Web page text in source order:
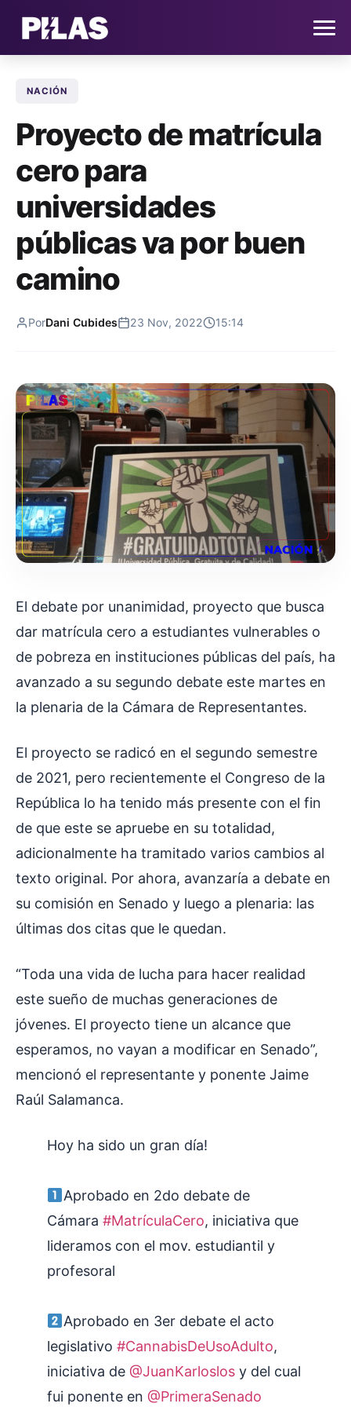
NOTICIAS
QUIÉNES SOMOS
CONTACTO
NACIÓN
Proyecto de matrícula
cero para
universidades
públicas va por buen
camino
PorDani Cubides 23 Nov, 2022 15:14
El debate por unanimidad, proyecto que busca
dar matrícula cero a estudiantes vulnerables o
de pobreza en instituciones públicas del país, ha
avanzado a su segundo debate este martes en
la plenaria de la Cámara de Representantes.
El proyecto se radicó en el segundo semestre
de 2021, pero recientemente el Congreso de la
República lo ha tenido más presente con el fin
de que este se apruebe en su totalidad,
adicionalmente ha tramitado varios cambios al
texto original. Por ahora, avanzaría a debate en
su comisión en Senado y luego a plenaria: las
últimas dos citas que le quedan.
“Toda una vida de lucha para hacer realidad
este sueño de muchas generaciones de
jóvenes. El proyecto tiene un alcance que
esperamos, no vayan a modificar en Senado”,
mencionó el representante y ponente Jaime
Raúl Salamanca.
Hoy ha sido un gran día!
Aprobado en 2do debate de
Cámara #MatrículaCero, iniciativa que
lideramos con el mov. estudiantil y
profesoral
Aprobado en 3er debate el acto
legislativo #CannabisDeUsoAdulto,
iniciativa de @JuanKarloslos y del cual
fui ponente en @PrimeraSenado